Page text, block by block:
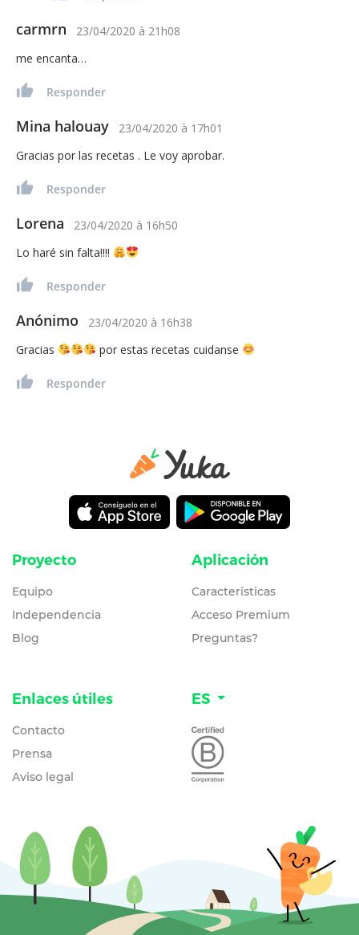
carmrn 23/04/2020 à 21h08
me encanta…
Responder
Mina halouay 23/04/2020 à 17h01
Gracias por las recetas . Le voy aprobar.
Responder
Lorena 23/04/2020 à 16h50
Lo haré sin falta!!!!
Responder
Anónimo 23/04/2020 à 16h38
Gracias
por estas recetas cuidanse
Responder
Proyecto
Equipo
Independencia
Blog
Aplicación
Características
Acceso Premium
Preguntas?
Enlaces útiles
Contacto
Prensa
Aviso legal
ES